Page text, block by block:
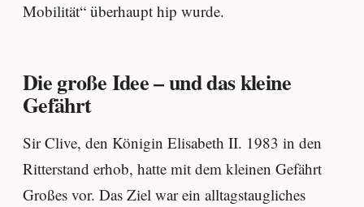
Mobilität“ überhaupt hip wurde.
Die große Idee – und das kleine
Gefährt
Sir Clive, den Königin Elisabeth II. 1983 in den
Ritterstand erhob, hatte mit dem kleinen Gefährt
Großes vor. Das Ziel war ein alltagstaugliches